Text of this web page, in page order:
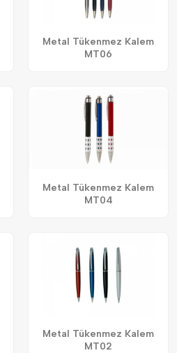
Metal Tükenmez Kalem
MT06
Metal Tükenmez Kalem
MT04
Metal Tükenmez Kalem
MT02